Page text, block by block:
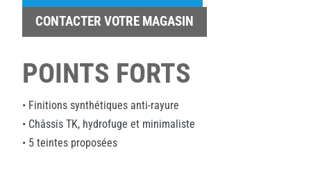
CONTACTER VOTRE MAGASIN
POINTS FORTS
• Finitions synthétiques anti-rayure
• Châssis TK, hydrofuge et minimaliste
• 5 teintes proposées